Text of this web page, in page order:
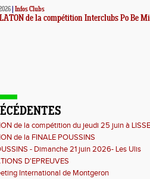
Infos Clubs
de la compétition Interclubs Po Be
de la compétition du jeudi 25 juin à
de la FINALE POUSSINS
- Dimanche 21 juin 2026- Les Ulis
D'EPREUVES
International de Montgeron